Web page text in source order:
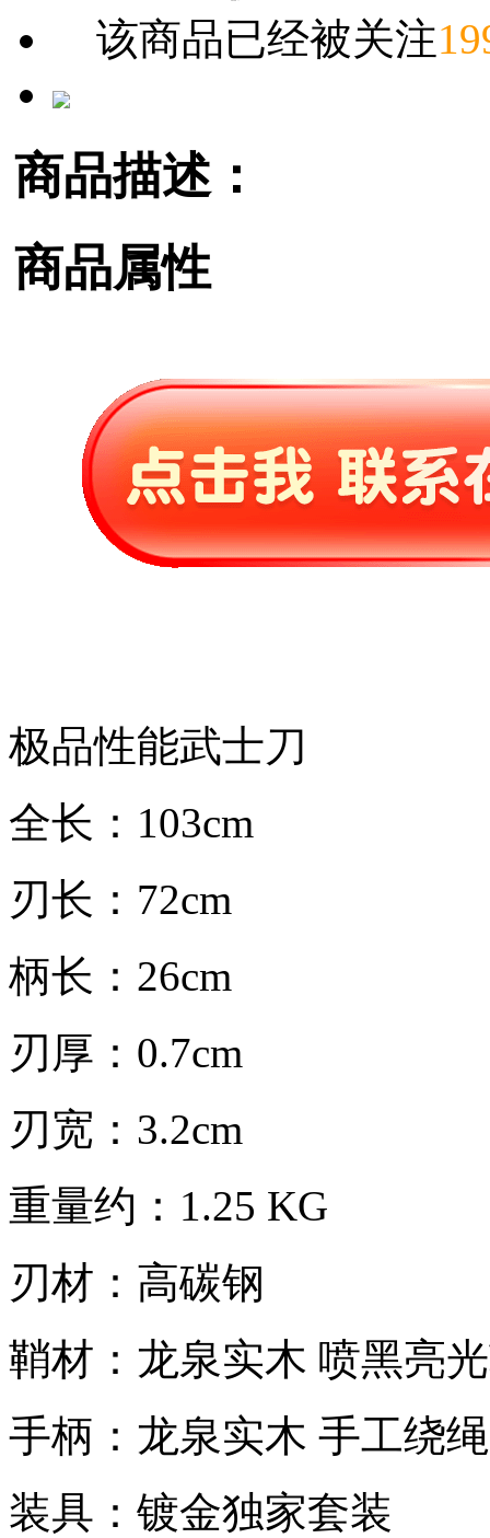
该商品已经被关注
商品描述：
商品属性
极品性能武士刀
全长：103cm
刃长：72cm
柄长：26cm
刃厚：0.7cm
刃宽：3.2cm
重量约：1.25 KG
刃材：高碳钢
鞘材：龙泉实木 喷黑亮
手柄：龙泉实木 手工绕绳
装具：镀金独家套装